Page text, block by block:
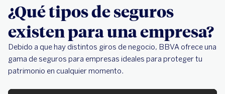
¿Qué tipos de seguros
existen para una empresa?
Debido a que hay distintos giros de negocio, BBVA ofrece una
gama de seguros para empresas ideales para proteger tu
patrimonio en cualquier momento.